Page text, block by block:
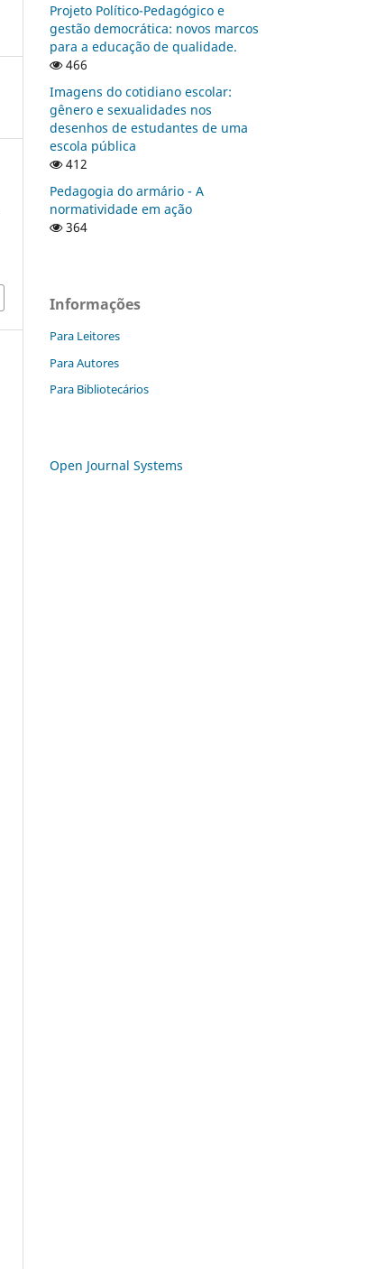
Projeto Político-Pedagógico e
gestão democrática: novos marcos
para a educação de qualidade.
466
Imagens do cotidiano escolar:
gênero e sexualidades nos
desenhos de estudantes de uma
escola pública
412
Pedagogia do armário - A
normatividade em ação
364
Informações
Para Leitores
Para Autores
Para Bibliotecários
Open Journal Systems